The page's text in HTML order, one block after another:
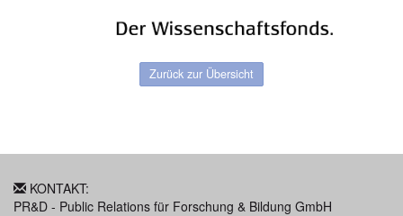
Zurück zur Übersicht
KONTAKT:
PR&D - Public Relations für Forschung & Bildung GmbH